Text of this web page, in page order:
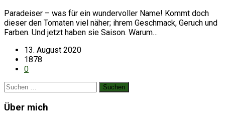
Paradeiser – was für ein wundervoller Name! Kommt doch
dieser den Tomaten viel näher; ihrem Geschmack, Geruch und
Farben. Und jetzt haben sie Saison. Warum…
13. August 2020
1878
0
Suchen
Über mich